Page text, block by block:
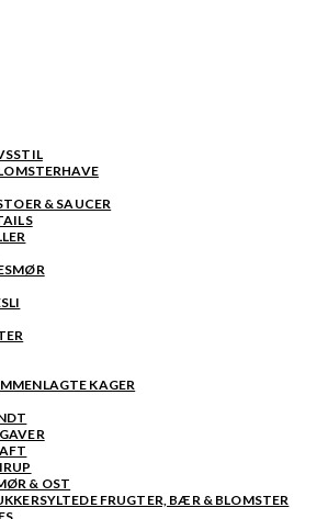
& SAUCER
KAGER
& OST
FRUGTER, BÆR & BLOMSTER